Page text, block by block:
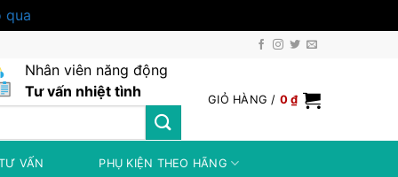
qua
Nhân viên năng động
Tư vấn nhiệt tình
GIỎ HÀNG / 0₫
VẤN PHỤ KIỆN THEO HÃNG